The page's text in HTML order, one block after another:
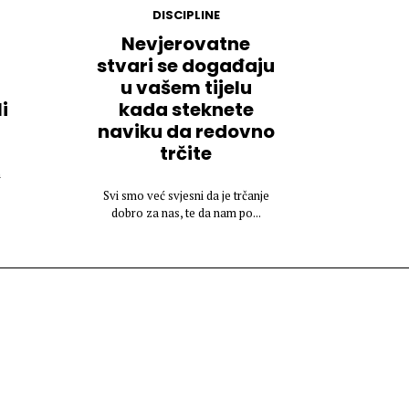
DISCIPLINE
Nevjerovatne
stvari se događaju
u vašem tijelu
kada steknete
naviku da redovno
trčite
Svi smo već svjesni da je trčanje
dobro za nas, te da nam po...